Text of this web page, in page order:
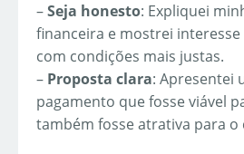
–Seja honesto: Expliquei
financeira e mostrei interesse
com condições mais justas.
– Proposta clara: Apresentei
pagamento que fosse viável
também fosse atrativa para o